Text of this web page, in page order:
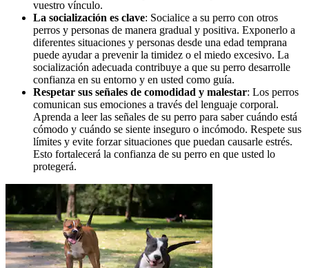
vuestro vínculo.
La socialización es clave: Socialice a su perro con otros
perros y personas de manera gradual y positiva. Exponerlo a
diferentes situaciones y personas desde una edad temprana
puede ayudar a prevenir la timidez o el miedo excesivo. La
socialización adecuada contribuye a que su perro desarrolle
confianza en su entorno y en usted como guía.
Respetar sus señales de comodidad y malestar: Los perros
comunican sus emociones a través del lenguaje corporal.
Aprenda a leer las señales de su perro para saber cuándo está
cómodo y cuándo se siente inseguro o incómodo. Respete sus
límites y evite forzar situaciones que puedan causarle estrés.
Esto fortalecerá la confianza de su perro en que usted lo
protegerá.